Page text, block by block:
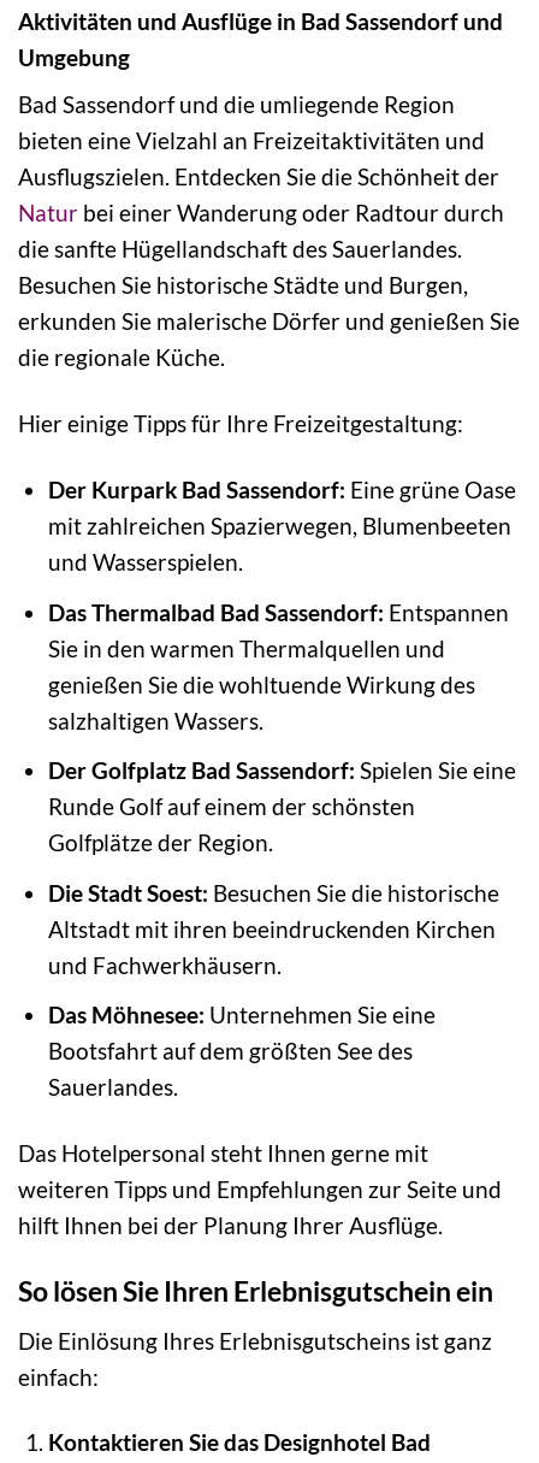
Aktivitäten und Ausflüge in Bad Sassendorf und
Umgebung
Bad Sassendorf und die umliegende Region
bieten eine Vielzahl an Freizeitaktivitäten und
Ausflugszielen. Entdecken Sie die Schönheit der
Natur bei einer Wanderung oder Radtour durch
die sanfte Hügellandschaft des Sauerlandes.
Besuchen Sie historische Städte und Burgen,
erkunden Sie malerische Dörfer und genießen Sie
die regionale Küche.
Hier einige Tipps für Ihre Freizeitgestaltung:
Der Kurpark Bad Sassendorf: Eine grüne Oase
mit zahlreichen Spazierwegen, Blumenbeeten
und Wasserspielen.
Das Thermalbad Bad Sassendorf: Entspannen
Sie in den warmen Thermalquellen und
genießen Sie die wohltuende Wirkung des
salzhaltigen Wassers.
Der Golfplatz Bad Sassendorf: Spielen Sie eine
Runde Golf auf einem der schönsten
Golfplätze der Region.
Die Stadt Soest: Besuchen Sie die historische
Altstadt mit ihren beeindruckenden Kirchen
und Fachwerkhäusern.
Das Möhnesee: Unternehmen Sie eine
Bootsfahrt auf dem größten See des
Sauerlandes.
Das Hotelpersonal steht Ihnen gerne mit
weiteren Tipps und Empfehlungen zur Seite und
hilft Ihnen bei der Planung Ihrer Ausflüge.
So lösen Sie Ihren Erlebnisgutschein ein
Die Einlösung Ihres Erlebnisgutscheins ist ganz
einfach:
Kontaktieren Sie das Designhotel Bad